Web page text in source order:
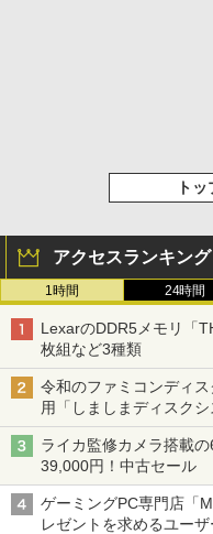
ト
アクセスランキング
1時間 24時間
LexarのDDR5メモリ「
枚組など3種類
令和のファミコンディ
用「しましまディスクシ
ライカ監修カメラ搭載
39,000円！中古セール
ゲーミングPC専門店「
レゼントを求めるユー